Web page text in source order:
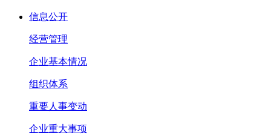
信息公开
经营管理
企业基本情况
组织体系
重要人事变动
企业重大事项